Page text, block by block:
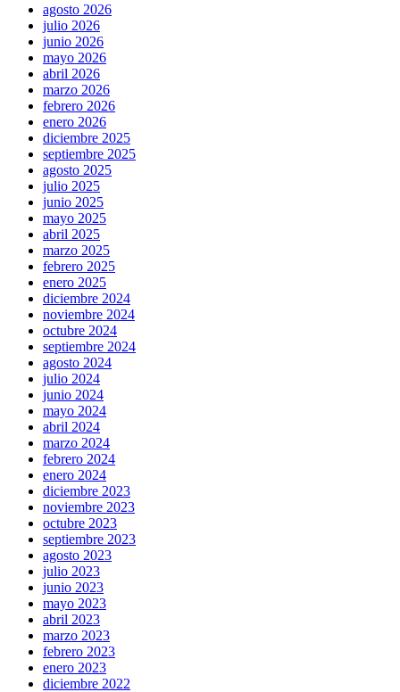
agosto 2026
julio 2026
junio 2026
mayo 2026
abril 2026
marzo 2026
febrero 2026
enero 2026
diciembre 2025
septiembre 2025
agosto 2025
julio 2025
junio 2025
mayo 2025
abril 2025
marzo 2025
febrero 2025
enero 2025
diciembre 2024
noviembre 2024
octubre 2024
septiembre 2024
agosto 2024
julio 2024
junio 2024
mayo 2024
abril 2024
marzo 2024
febrero 2024
enero 2024
diciembre 2023
noviembre 2023
octubre 2023
septiembre 2023
agosto 2023
julio 2023
junio 2023
mayo 2023
abril 2023
marzo 2023
febrero 2023
enero 2023
diciembre 2022